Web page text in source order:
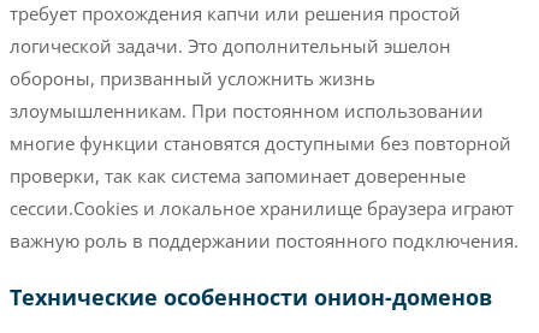
требует прохождения капчи или решения простой
логической задачи. Это дополнительный эшелон
обороны, призванный усложнить жизнь
злоумышленникам. При постоянном использовании
многие функции становятся доступными без повторной
проверки, так как система запоминает доверенные
сессии.Cookies и локальное хранилище браузера играют
важную роль в поддержании постоянного подключения.
Технические особенности онион-доменов